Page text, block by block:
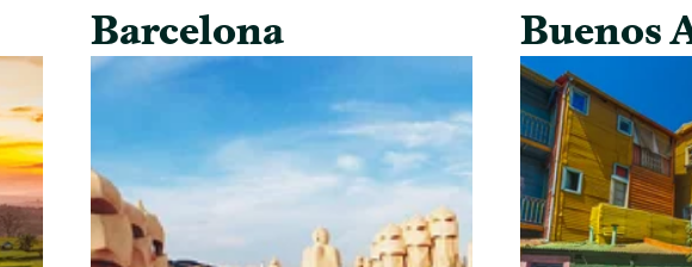
Barcelona Buenos